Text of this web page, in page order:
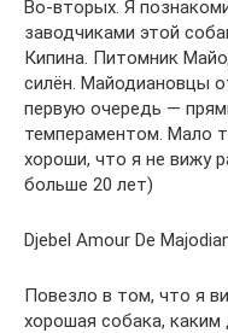
Во-вторых. Я
заводчиками этой
Кипина. Питомник
силён. Майодиановцы
первую очередь —
темпераментом. Мало
хороши, что я не вижу
больше 20 лет)
Djebel Amour De
Повезло в том, что я
хорошая собака,